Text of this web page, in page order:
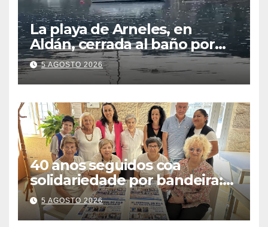
La playa de Arneles, en
Aldán, cerrada al baño por
contaminación del agua tras
detectarse restos fecales
5 AGOSTO 2026
40 anos seguidos coa
solidariedade por bandeira:
este venres celébrase o
Festival do Kilo no Auditorio
5 AGOSTO 2026